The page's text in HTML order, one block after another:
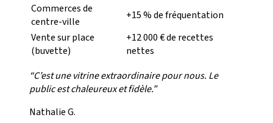
Commerces de
centre-ville
+15 % de fréquentation
Vente sur place
(buvette)
+12 000 € de recettes
nettes
“C’est une vitrine extraordinaire pour nous. Le
public est chaleureux et fidèle.”
Nathalie G.